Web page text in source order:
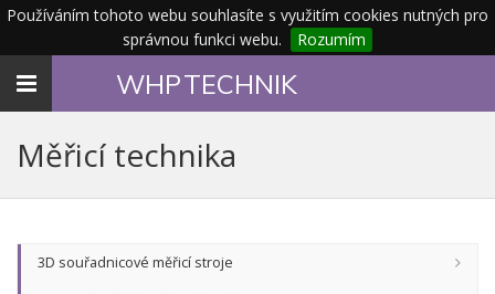
Používáním tohoto webu souhlasíte s využitím cookies nutných pro
správnou funkci webu.
Rozumím
Toggle
WHPTECHNIK
Měřicí technika
3D souřadnicové měřicí stroje